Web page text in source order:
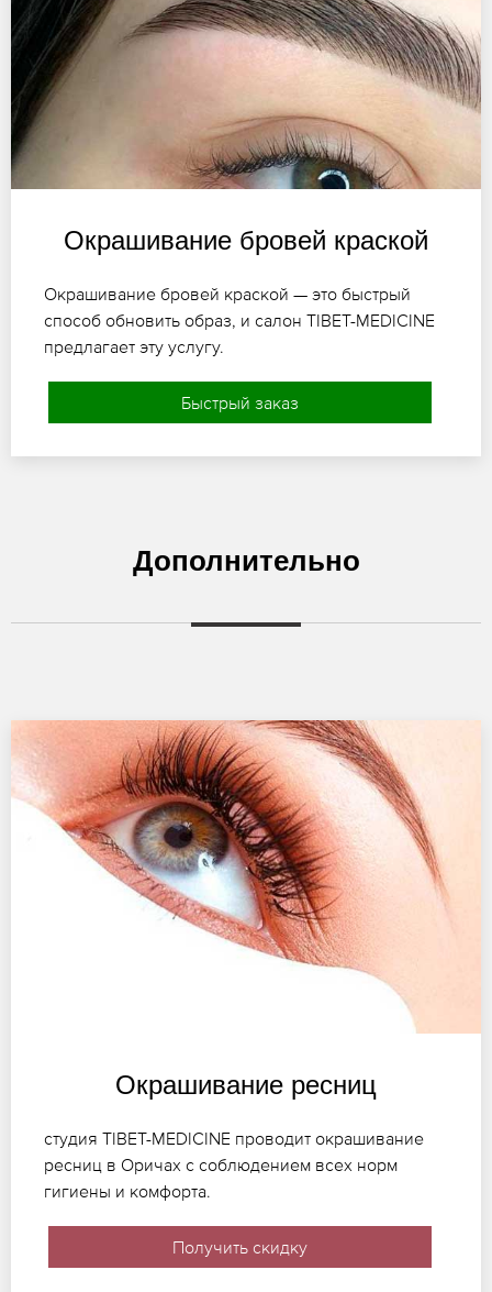
Окрашивание бровей краской
Окрашивание бровей краской — это быстрый
способ обновить образ, и салон TIBET-MEDICINE
предлагает эту услугу.
Быстрый заказ
Дополнительно
Окрашивание ресниц
студия TIBET-MEDICINE проводит окрашивание
ресниц в Оричах с соблюдением всех норм
гигиены и комфорта.
Получить скидку